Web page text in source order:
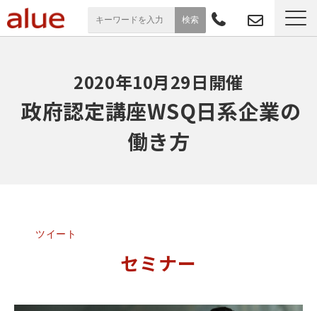
導入事例
お役立ち情報
2020年10月29日開催
政府認定講座WSQ日系企業の
働き方
ツイート
セミナー